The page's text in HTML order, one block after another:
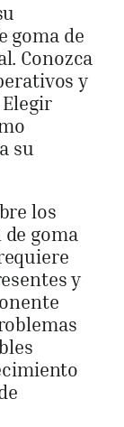
goma de
Conozca
y
su
los
goma
y